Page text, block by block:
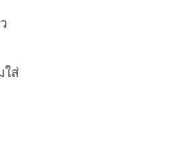
ส่